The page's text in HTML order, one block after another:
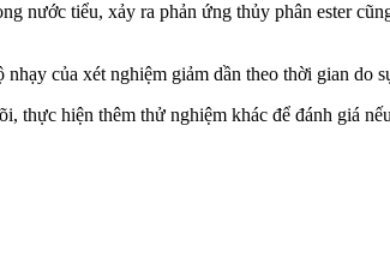
nước tiểu, xảy ra phản ứng thủy phân ester
của xét nghiệm giảm dần theo thời gian do
thực hiện thêm thử nghiệm khác để đánh giá